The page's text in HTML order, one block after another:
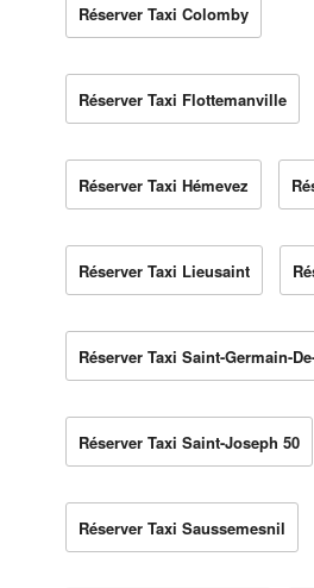
Réserver Taxi Colomby
Réserver Taxi Flottemanville
Réserver Taxi Hémevez
Réserver Taxi Lieusaint
Réserver Taxi Saint-Germain-
Réserver Taxi Saint-Joseph 50
Réserver Taxi Saussemesnil